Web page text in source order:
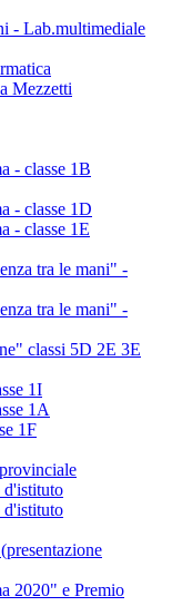
- Lab.multimediale
Mezzetti
- classe 1B
- classe 1D
- classe 1E
tra le mani" -
tra le mani" -
classi 5D 2E 3E
1I
1A
1F
d'istituto
d'istituto
2020" e Premio